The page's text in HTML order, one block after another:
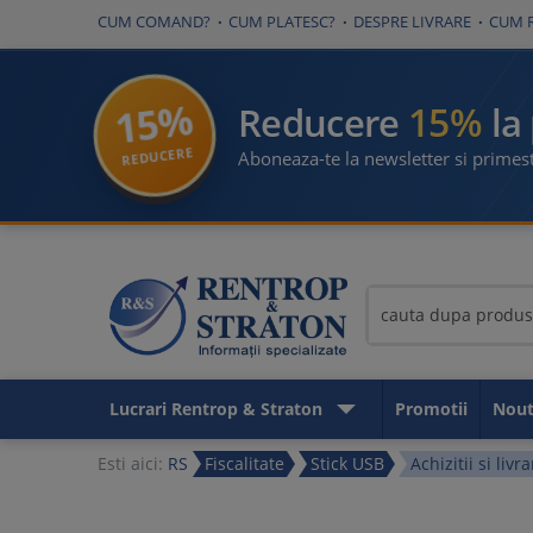
CUM COMAND? CUM PLATESC? DESPRE LIVRARE CUM
15%
REDUCERE
Reducere 15%
Aboneaza-te la newsletter si
Lucrari Rentrop & Straton Promotii
Esti aici: RS Fiscalitate Stick USB Achizitii si